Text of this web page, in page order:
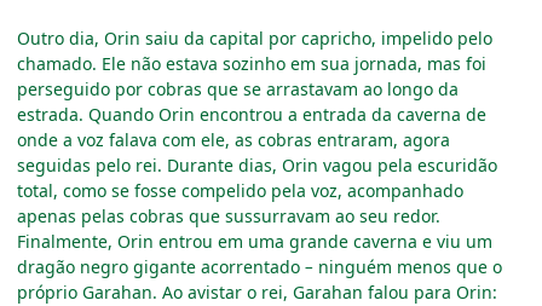
Outro dia, Orin saiu da capital por capricho, impelido pelo
chamado. Ele não estava sozinho em sua jornada, mas foi
perseguido por cobras que se arrastavam ao longo da
estrada. Quando Orin encontrou a entrada da caverna de
onde a voz falava com ele, as cobras entraram, agora
seguidas pelo rei. Durante dias, Orin vagou pela escuridão
total, como se fosse compelido pela voz, acompanhado
apenas pelas cobras que sussurravam ao seu redor.
Finalmente, Orin entrou em uma grande caverna e viu um
dragão negro gigante acorrentado – ninguém menos que o
próprio Garahan. Ao avistar o rei, Garahan falou para Orin: